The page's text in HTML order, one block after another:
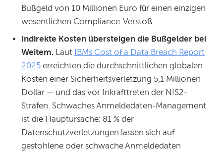
Bußgeld von 10 Millionen Euro für einen einzigen
wesentlichen Compliance-Verstoß.
Indirekte Kosten übersteigen die Bußgelder bei
Weitem. Laut IBMs Cost of a Data Breach Report
2025 erreichten die durchschnittlichen globalen
Kosten einer Sicherheitsverletzung 5,1 Millionen
Dollar — und das vor Inkrafttreten der NIS2-
Strafen. Schwaches Anmeldedaten-Management
ist die Hauptursache: 81 % der
Datenschutzverletzungen lassen sich auf
gestohlene oder schwache Anmeldedaten